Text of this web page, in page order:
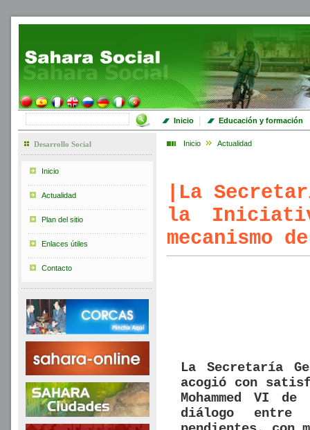
Inicio | Educación y formación
Desarrollo Social
Inicio
Actualidad
Plan del sitio
Enlaces útiles
Contacto
Inicio Actualidad
La
la
mecanismo
La Secretaría
acogió con
Mohammed VI
diálogo entre